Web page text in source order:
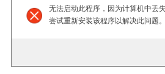
无法启动此程序，因为计算机中丢失
尝试重新安装该程序以解决此问题。